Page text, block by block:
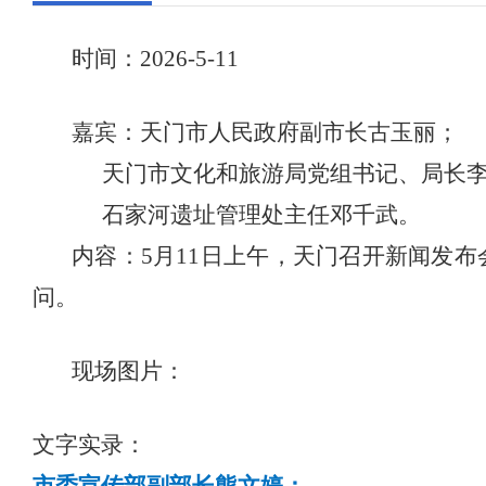
时间： 2026-5-11
嘉宾： 天门市人民政府副市长古玉丽；
天门市文化和旅游局党组书记、局长
石家河遗址管理处主任邓千武。
内容： 5月 11 日 上午，天门召开新闻发布
问。
现场图片：
文字实录：